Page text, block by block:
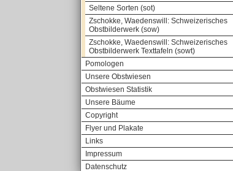
Seltene Sorten (sot)
Zschokke, Waedenswill: Schweizerisches
Obstbilderwerk (sow)
Zschokke, Waedenswill: Schweizerisches
Obstbilderwerk Texttafeln (sowt)
Pomologen
Unsere Obstwiesen
Obstwiesen Statistik
Unsere Bäume
Copyright
Flyer und Plakate
Links
Impressum
Datenschutz